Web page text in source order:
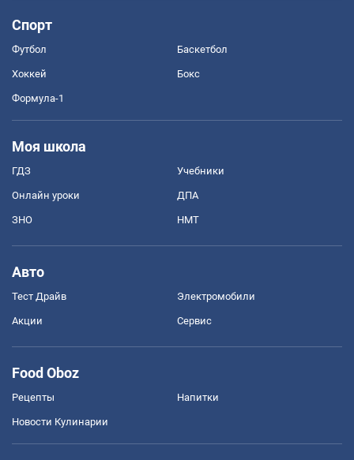
Спорт
Футбол Баскетбол
Хоккей Бокс
Формула-1
Моя школа
ГДЗ Учебники
Онлайн уроки ДПА
ЗНО НМТ
Авто
Тест Драйв Электромобили
Акции Сервис
Food Oboz
Рецепты Напитки
Новости Кулинарии